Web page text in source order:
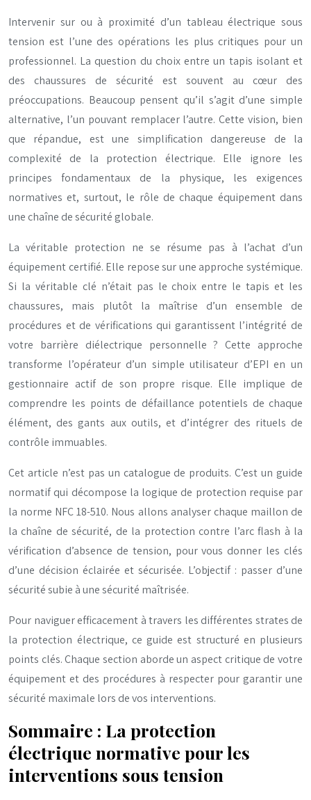
Intervenir sur ou à proximité d’un tableau électrique sous
tension est l’une des opérations les plus critiques pour un
professionnel. La question du choix entre un tapis isolant et
des chaussures de sécurité est souvent au cœur des
préoccupations. Beaucoup pensent qu’il s’agit d’une simple
alternative, l’un pouvant remplacer l’autre. Cette vision, bien
que répandue, est une simplification dangereuse de la
complexité de la protection électrique. Elle ignore les
principes fondamentaux de la physique, les exigences
normatives et, surtout, le rôle de chaque équipement dans
une chaîne de sécurité globale.
La véritable protection ne se résume pas à l’achat d’un
équipement certifié. Elle repose sur une approche systémique.
Si la véritable clé n’était pas le choix entre le tapis et les
chaussures, mais plutôt la maîtrise d’un ensemble de
procédures et de vérifications qui garantissent l’intégrité de
votre barrière diélectrique personnelle ? Cette approche
transforme l’opérateur d’un simple utilisateur d’EPI en un
gestionnaire actif de son propre risque. Elle implique de
comprendre les points de défaillance potentiels de chaque
élément, des gants aux outils, et d’intégrer des rituels de
contrôle immuables.
Cet article n’est pas un catalogue de produits. C’est un guide
normatif qui décompose la logique de protection requise par
la norme NFC 18-510. Nous allons analyser chaque maillon de
la chaîne de sécurité, de la protection contre l’arc flash à la
vérification d’absence de tension, pour vous donner les clés
d’une décision éclairée et sécurisée. L’objectif : passer d’une
sécurité subie à une sécurité maîtrisée.
Pour naviguer efficacement à travers les différentes strates de
la protection électrique, ce guide est structuré en plusieurs
points clés. Chaque section aborde un aspect critique de votre
équipement et des procédures à respecter pour garantir une
sécurité maximale lors de vos interventions.
Sommaire : La protection
électrique normative pour les
interventions sous tension